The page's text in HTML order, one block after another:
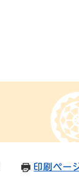
印刷ペー